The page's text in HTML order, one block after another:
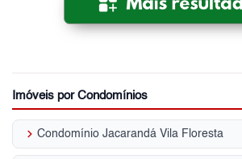
Imóveis por Condomínios
keyboard_arrow_right Condomínio Jacarandá Vila Floresta